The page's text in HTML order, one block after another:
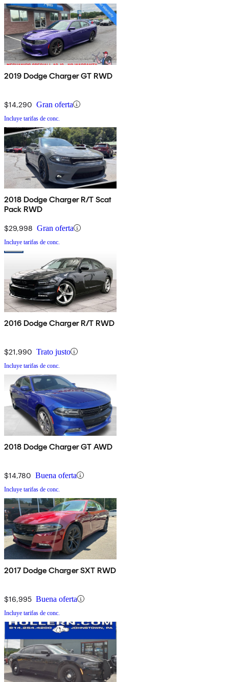
2019 Dodge Charger GT RWD
$14,290 Gran oferta
Incluye tarifas de conc.
2018 Dodge Charger R/T Scat
Pack RWD
$29,998 Gran oferta
Incluye tarifas de conc.
2016 Dodge Charger R/T RWD
$21,990 Trato justo
Incluye tarifas de conc.
2018 Dodge Charger GT AWD
$14,780 Buena oferta
Incluye tarifas de conc.
2017 Dodge Charger SXT RWD
$16,995 Buena oferta
Incluye tarifas de conc.